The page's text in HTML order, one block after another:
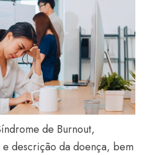
de Burnout,
descrição da doença, bem